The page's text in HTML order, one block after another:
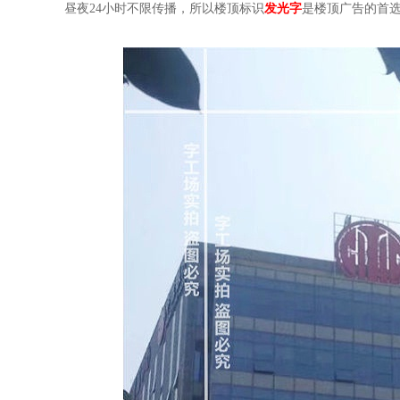
昼夜24小时不限传播，所以楼顶标识发光字是楼顶广告的首